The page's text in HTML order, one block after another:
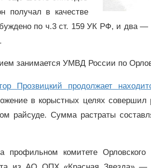
получал в качестве
по ч.3 ст. 159 УК РФ, и два
занимается УМВД России по
Прозвицкий продолжает
в корыстных целях совершил
райсуде. Сумма растраты
комитете Орловского